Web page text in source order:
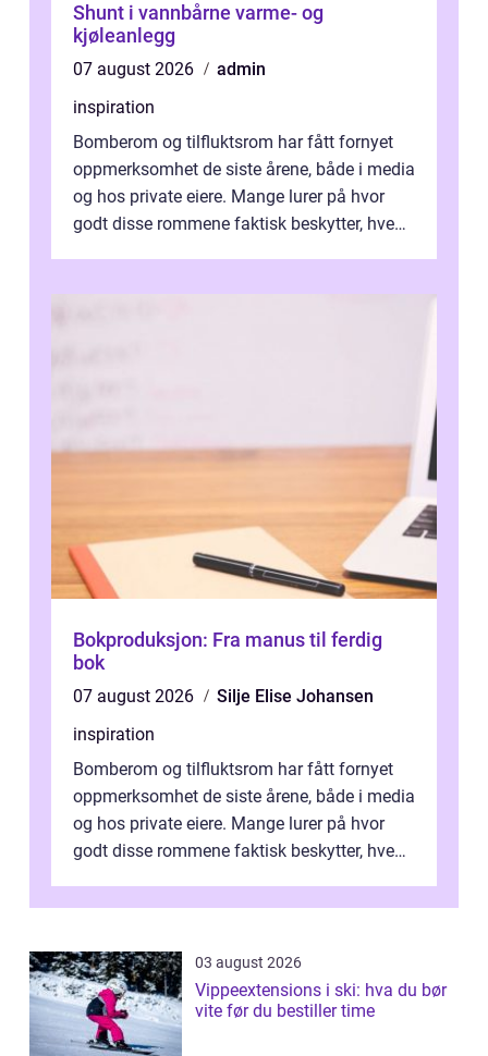
Shunt i vannbårne varme- og
kjøleanlegg
07 august 2026
admin
inspiration
Bomberom og tilfluktsrom har fått fornyet
oppmerksomhet de siste årene, både i media
og hos private eiere. Mange lurer på hvor
godt disse rommene faktisk beskytter, hvem
Bokproduksjon: Fra manus til ferdig
bok
07 august 2026
Silje Elise Johansen
inspiration
Bomberom og tilfluktsrom har fått fornyet
oppmerksomhet de siste årene, både i media
og hos private eiere. Mange lurer på hvor
godt disse rommene faktisk beskytter, hvem
03 august 2026
Vippeextensions i ski: hva du bør
vite før du bestiller time